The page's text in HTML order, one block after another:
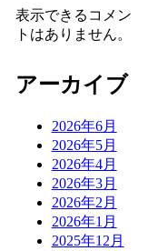
表示できるコメン
トはありません。
アーカイブ
2026年6月
2026年5月
2026年4月
2026年3月
2026年2月
2026年1月
2025年12月